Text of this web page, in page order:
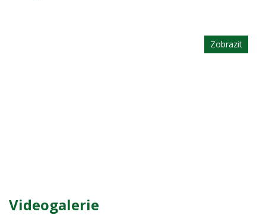
Zobrazit
Videogalerie